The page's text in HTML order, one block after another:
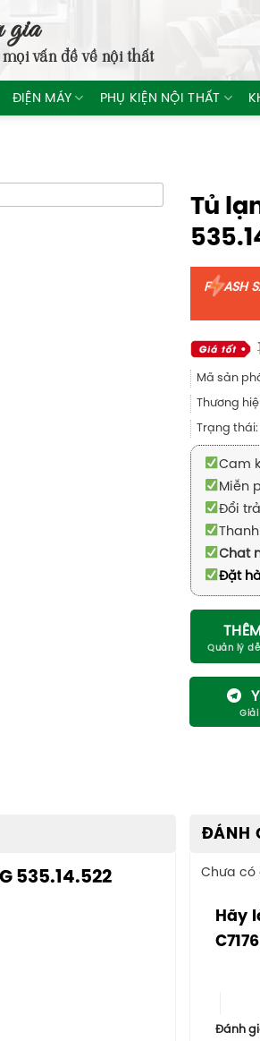
gia
vấn đề về nội thất
ĐIỆN MÁY PHỤ KIỆN NỘI THẤT
Tủ
F ASH
Mã sản
Thương
Trạng thái:
Cam
Miễn
Đổi
Chat
Đặt
535.14.522
ĐÁNH
Chưa có
Hãy
Đánh